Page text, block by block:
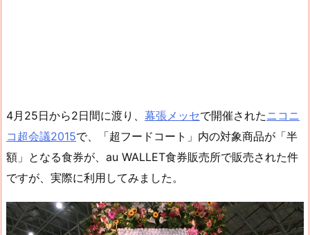
4月25日から2日間に渡り、 幕張メッセで開催されたニコニ
コ超会議2015で、「超フードコート」内の対象商品が「半
額」となる食券が、au WALLET食券販売所で販売された件
ですが、実際に利用してみました。